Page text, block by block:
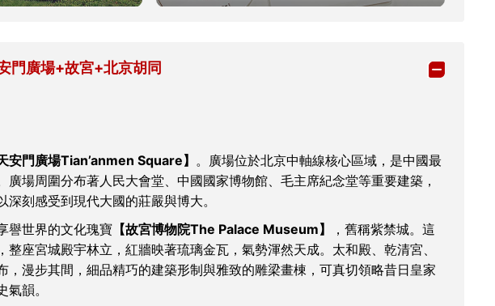
門廣場+故宮+北京胡同
天安門廣場Tian’anmen Square】 。廣場位於北京中軸線核心區域，是中國最
廣場周圍分布著人民大會堂、中國國家博物館、毛主席紀念堂等重要建築，
刻感受到現代大國的莊嚴與博大。
譽世界的文化瑰寶 【故宮博物院The Palace Museum】
，舊稱紫禁城。這
整座宮城殿宇林立，紅牆映著琉璃金瓦，氣勢渾然天成。太和殿、乾清宮、
，漫步其間，細品精巧的建築形制與雅致的雕梁畫棟，可真切領略昔日皇家
韻。